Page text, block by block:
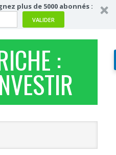
plus de 5000 abonnés :
VALIDER
: